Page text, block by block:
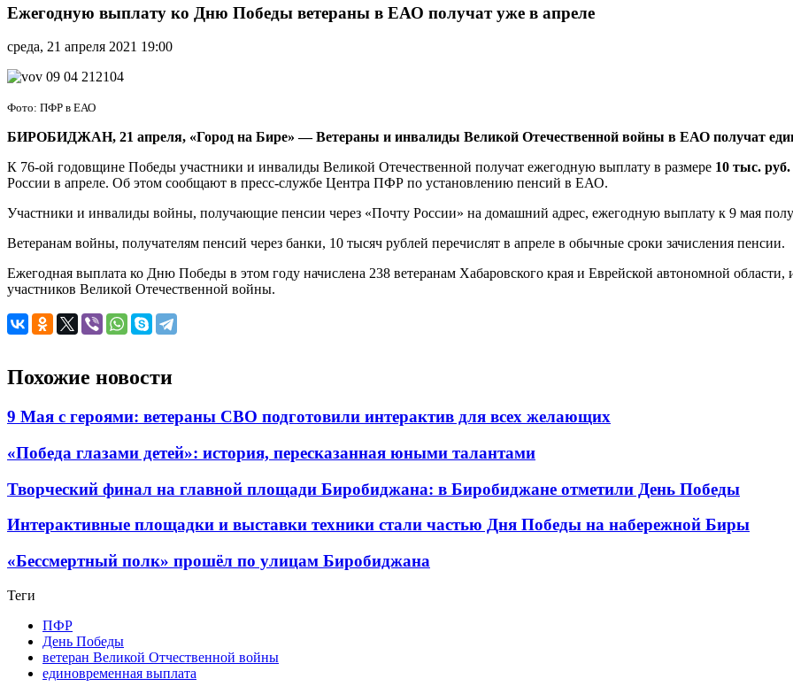
выплату
ко
Дню
Победы
ветераны
ЕАО
уже
апреле
Ежегодную выплату ко Дню Победы ветераны в ЕАО получат уже в апреле
среда, 21 апреля 2021 19:00
Фото: ПФР в ЕАО
БИРОБИДЖАН, 21 апреля, «Город на Бире» —Ветераны и инвалиды Великой Отечественной войны в ЕАО получат
К 76-ой годовщине Победы участники и инвалиды Великой Отечественной получат ежегодную выплату в размере 10 тыс. руб.
России в апреле. Об этом сообщают в пресс-службе Центра ПФР по установлению пенсий в ЕАО.
Участники и инвалиды войны, получающие пенсии через «Почту России» на домашний адрес, ежегодную выплату к 9 мая
Ветеранам войны, получателям пенсий через банки, 10 тысяч рублей перечислят в апреле в обычные сроки зачисления пенсии.
Ежегодная выплата ко Дню Победы в этом году начислена 238 ветеранам Хабаровского края и Еврейской автономной
участников Великой Отечественной войны.
Похожие новости
9 Мая с героями: ветераны СВО подготовили интерактив для всех желающих
«Победа глазами детей»: история, пересказанная юными талантами
Творческий финал на главной площади Биробиджана: в Биробиджане отметили День Победы
Интерактивные площадки и выставки техники стали частью Дня Победы на набережной Биры
«Бессмертный полк» прошёл по улицам Биробиджана
Теги
ПФР
День Победы
ветеран Великой Отчественной войны
единовременная выплата